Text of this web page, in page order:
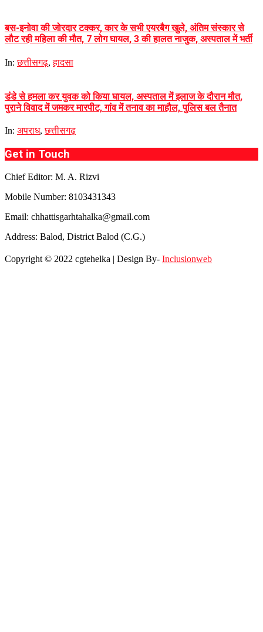
बस-इनोवा की जोरदार टक्कर, कार के सभी एयरबैग खुले, अंतिम संस्कार से
लौट रही महिला की मौत, 7 लोग घायल, 3 की हालत नाजुक, अस्पताल में भर्ती
In: छत्तीसगढ़,हादसा
डंडे से हमला कर युवक को किया घायल, अस्पताल में इलाज के दौरान मौत,
पुराने विवाद में जमकर मारपीट, गांव में तनाव का माहौल, पुलिस बल तैनात
In: अपराध,छत्तीसगढ़
Get in Touch
Chief Editor: M. A. Rizvi
Mobile Number: 8103431343
Email: chhattisgarhtahalka@gmail.com
Address: Balod, District Balod (C.G.)
Copyright © 2022 cgtehelka | Design By- Inclusionweb